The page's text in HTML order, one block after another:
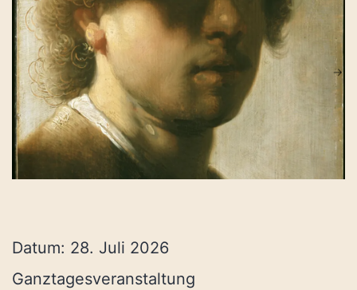
Datum: 28. Juli 2026
Ganztagesveranstaltung